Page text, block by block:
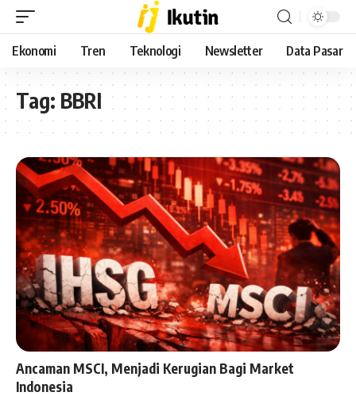
Ekonomi Tren Teknologi Newsletter Data Pasar
Tag: BBRI
Ancaman MSCI, Menjadi Kerugian Bagi Market
Indonesia